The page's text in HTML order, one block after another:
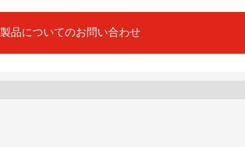
製品についてのお問い合わせ